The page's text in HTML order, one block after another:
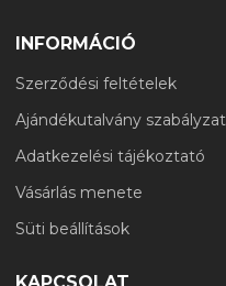
INFORMÁCIÓ
Szerződési feltételek
Ajándékutalvány szabályzat
Adatkezelési tájékoztató
Vásárlás menete
Süti beállítások
KAPCSOLAT